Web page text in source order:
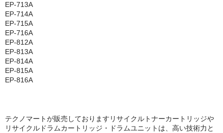
EP-713A
EP-714A
EP-715A
EP-716A
EP-812A
EP-813A
EP-814A
EP-815A
EP-816A
テクノマートが販売しておりますリサイクルトナーカートリッジや
リサイクルドラムカートリッジ・ドラムユニットは、高い技術力と